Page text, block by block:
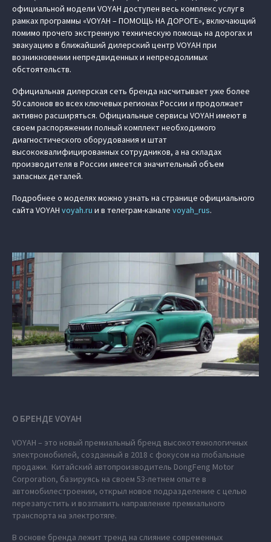
официальной модели VOYAH доступен весь комплекс услуг в
рамках программы «VOYAH – ПОМОЩЬ НА ДОРОГЕ», включающий
помимо прочего экстренную техническую помощь на дорогах и
эвакуацию в ближайший дилерский центр VOYAH при
возникновении непредвиденных и непреодолимых
обстоятельств.
Официальная дилерская сеть бренда насчитывает уже более
50 салонов во всех ключевых регионах России и продолжает
активно расширяться. Официальные сервисы VOYAH имеют в
своем распоряжении полный комплект необходимого
диагностического оборудования и штат
высококвалифицированных сотрудников, а на складах
производителя в России имеется значительный объем
запасных деталей.
Подробнее о моделях можно узнать на странице официального
сайта VOYAH voyah.ru и в телеграм-канале voyah_rus.
О БРЕНДЕ VOYAH
VOYAH – это новый премиальный бренд высокотехнологичных
электромобилей, созданный в 2018 с фокусом на глобальные
продажи. Китайский автопроизводитель DongFeng Motor
Corporation, базируясь на своем 53-летнем опыте в
автомобилестроении, открыл новое подразделение с целью
перезапустить и возглавить направление премиального
транспорта на электротяге.
В основе бренда лежит тренд на слияние современных